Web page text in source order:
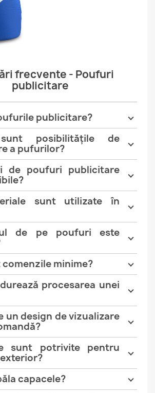
frecvente - Poufuri
publicitare
publicitare?
posibilitățile de
a pufurilor?
de poufuri publicitare
sunt utilizate în
de pe poufuri este
minime?
procesarea unei
un design de vizualizare
sunt potrivite pentru
capacele?